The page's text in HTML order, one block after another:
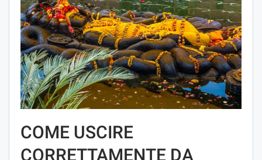
COME USCIRE
CORRETTAMENTE DA